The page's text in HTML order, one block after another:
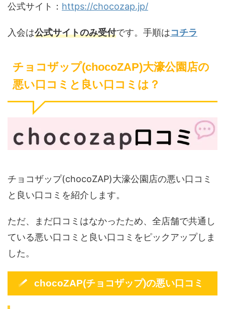
公式サイト： https://chocozap.jp/
入会は公式サイトのみ受付です。手順はコチラ
チョコザップ(chocoZAP)大濠公園店の
悪い口コミと良い口コミは？
チョコザップ(chocoZAP)大濠公園店の悪い口コミ
と良い口コミを紹介します。
ただ、まだ口コミはなかったため、全店舗で共通し
ている悪い口コミと良い口コミをピックアップしま
した。
chocoZAP(チョコザップ)の悪い口コミ